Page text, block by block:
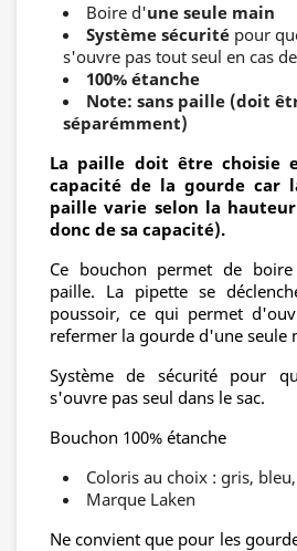
Boire d'une seule main
Système sécurité pour
s'ouvre pas tout seul en cas
100% étanche
Note: sans paille (doit
séparémment)
La paille doit être choisie
capacité de la gourde car
paille varie selon la
donc de sa capacité).
Ce bouchon permet de
paille. La pipette se
poussoir, ce qui permet
refermer la gourde d'une seule
Système de sécurité pour
s'ouvre pas seul dans le sac.
Bouchon 100% étanche
Coloris au choix : gris,
Marque Laken
Ne convient que pour les